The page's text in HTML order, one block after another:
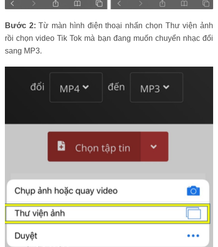
Bước 2: Từ màn hình điện thoại nhấn chọn Thư viện ảnh
rồi chọn video Tik Tok mà bạn đang muốn chuyển nhạc đổi
sang MP3.